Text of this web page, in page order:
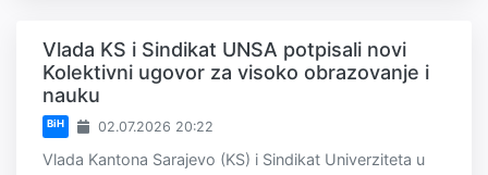
Vlada KS i Sindikat UNSA potpisali novi
Kolektivni ugovor za visoko obrazovanje i
nauku
BiH 02.07.2026 20:22
Vlada Kantona Sarajevo (KS) i Sindikat Univerziteta u